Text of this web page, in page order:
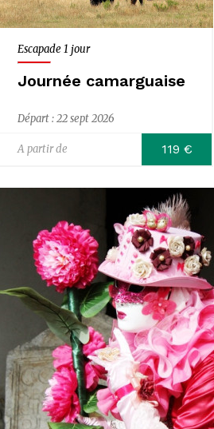
Escapade 1 jour
Journée camarguaise
Départ : 22 sept 2026
A partir de 119 €